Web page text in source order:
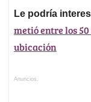
Le podría
metió entre los
ubicación
Anuncios.